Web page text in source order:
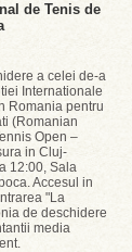
de Tenis de
a celei de-a
Internationale
Romania pentru
(Romanian
Open –
in Cluj-
12:00, Sala
Accesul in
"La
de deschidere
media